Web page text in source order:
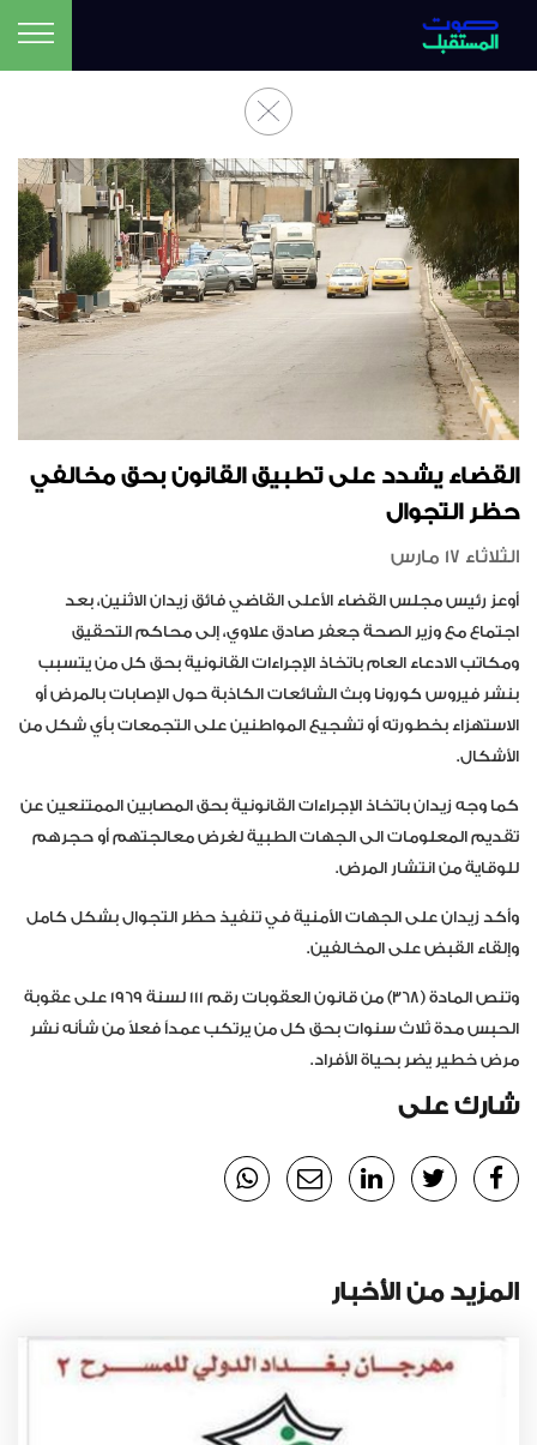
القضاء يشدد على تطبيق القانون بحق مخالفي
حظر التجوال
الثلاثاء 17 مارس
أوعز رئيس مجلس القضاء الأعلى القاضي فائق زيدان الاثنين، بعد
اجتماع مع وزير الصحة جعفر صادق علاوي، إلى محاكم التحقيق
ومكاتب الادعاء العام باتخاذ الإجراءات القانونية بحق كل من يتسبب
بنشر فيروس كورونا وبث الشائعات الكاذبة حول الإصابات بالمرض أو
الاستهزاء بخطورته أو تشجيع المواطنين على التجمعات بأي شكل من
الأشكال.
كما وجه زيدان باتخاذ الإجراءات القانونية بحق المصابين الممتنعين عن
تقديم المعلومات الى الجهات الطبية لغرض معالجتهم أو حجرهم
للوقاية من انتشار المرض.
وأكد زيدان على الجهات الأمنية في تنفيذ حظر التجوال بشكل كامل
وإلقاء القبض على المخالفين.
وتنص المادة (368) من قانون العقوبات رقم 111 لسنة 1969 على عقوبة
الحبس مدة ثلاث سنوات بحق كل من يرتكب عمداً فعلاً من شأنه نشر
مرض خطير يضر بحياة الأفراد.
شارك على
المزيد من الأخبار